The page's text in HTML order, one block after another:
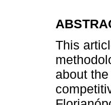
This
about